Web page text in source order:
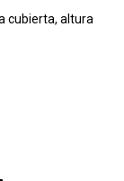
cubierta, altura